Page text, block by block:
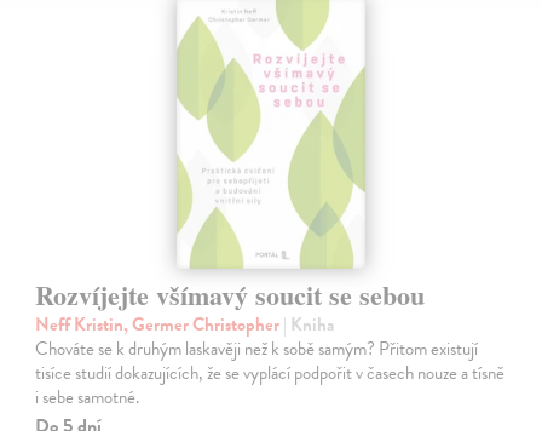
Rozvíjejte všímavý soucit se sebou
Neff Kristin, Germer Christopher| Kniha
Chováte se k druhým laskavěji než k sobě samým? Přitom existují
tisíce studií dokazujících, že se vyplácí podpořit v časech nouze a tísně
i sebe samotné.